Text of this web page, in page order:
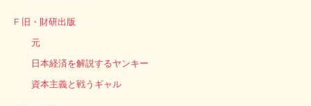
F 旧・財研出版
元
日本経済を解説するヤンキー
資本主義と戦うギャル